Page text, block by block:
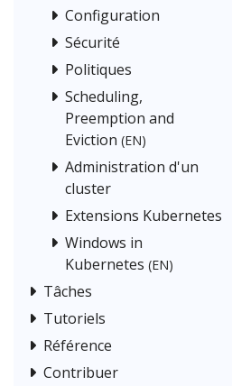
Configuration
Sécurité
Politiques
Scheduling,
Preemption and
Eviction (EN)
Administration d'un
cluster
Extensions Kubernetes
Windows in
Kubernetes (EN)
Tâches
Tutoriels
Référence
Contribuer